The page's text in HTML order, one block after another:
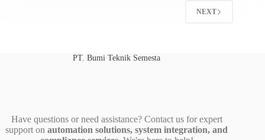
NEXT
PT. Bumi Teknik Semesta
Have questions or need assistance? Contact us for expert
support onautomation solutions, system integration, and